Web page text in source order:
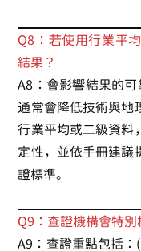
Q8：若使用行業平
結果？
A8：會影響結果的
通常會降低技術與地
行業平均或二級資料
定性，並依手冊建議
證標準。
Q9：查證機構會特別
A9：查證重點包括：